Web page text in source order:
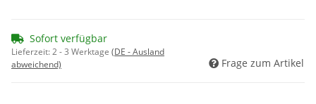
Sofort verfügbar
Lieferzeit:2 - 3 Werktage (DE - Ausland
abweichend)
Frage zum Artikel